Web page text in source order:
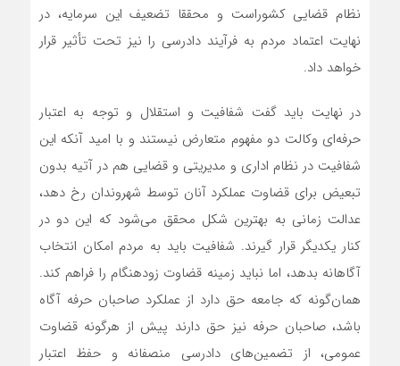
نظام قضایی کشوراست و محققا تضعیف این سرمایه، در
نهایت اعتماد مردم به فرآیند دادرسی را نیز تحت تأثیر قرار
خواهد داد.
در نهایت باید گفت شفافیت و استقلال و توجه به اعتبار
حرفه‌ای وکالت دو مفهوم متعارض نیستند و با امید آنکه این
شفافیت در نظام اداری و مدیریتی و قضایی هم در آتیه بدون
تبعیض برای قضاوت عملکرد آنان توسط شهروندان رخ دهد،
عدالت زمانی به بهترین شکل محقق می‌شود که این دو در
کنار یکدیگر قرار گیرند. شفافیت باید به مردم امکان انتخاب
آگاهانه بدهد، اما نباید زمینه قضاوت زودهنگام را فراهم کند.
همان‌گونه که جامعه حق دارد از عملکرد صاحبان حرفه آگاه
باشد، صاحبان حرفه نیز حق دارند پیش از هرگونه قضاوت
عمومی، از تضمین‌های دادرسی منصفانه و حفظ اعتبار